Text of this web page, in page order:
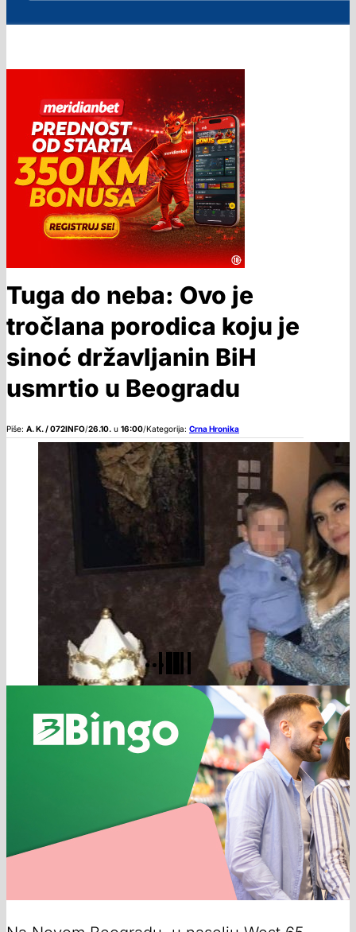
Tuga do neba: Ovo je
tročlana porodica koju je
sinoć državljanin BiH
usmrtio u Beogradu
Piše: A. K. / 072INFO/26.10. u 16:00/Kategorija: Crna Hronika